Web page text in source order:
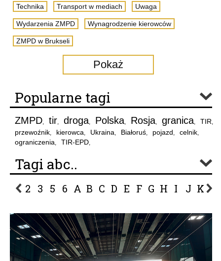
Technika Transport w mediach Uwaga
Wydarzenia ZMPD Wynagrodzenie kierowców
ZMPD w Brukseli
Pokaż
Popularne tagi
ZMPD, tir, droga, Polska, Rosja, granica, TIR,
przewoźnik, kierowca, Ukraina, Białoruś, pojazd, celnik,
ograniczenia, TIR-EPD,
Tagi abc..
2 3 5 6 A B C D E F G H I J K L